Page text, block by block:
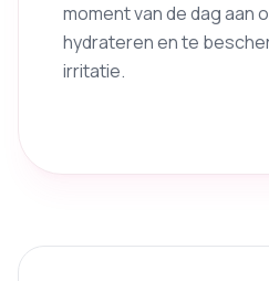
moment van de dag aan
hydrateren en te
irritatie.